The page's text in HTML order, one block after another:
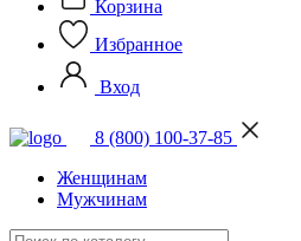
Корзина
Избранное
Вход
8 (800) 100-37-85
Женщинам
Мужчинам